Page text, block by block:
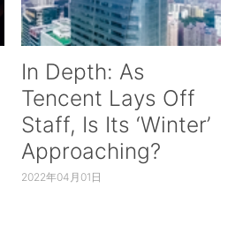
In Depth: As
Tencent Lays Off
Staff, Is Its ‘Winter’
Approaching?
2022年04月01日